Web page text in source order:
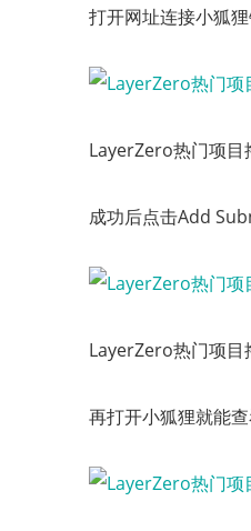
打开网址连接小狐狸
LayerZero热门项目
成功后点击Add
LayerZero热门项目
再打开小狐狸就能查